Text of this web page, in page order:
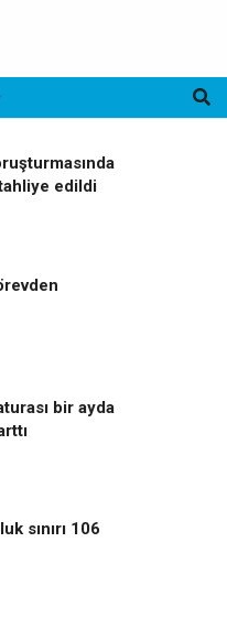
edildi
bir ayda
sınırı 106